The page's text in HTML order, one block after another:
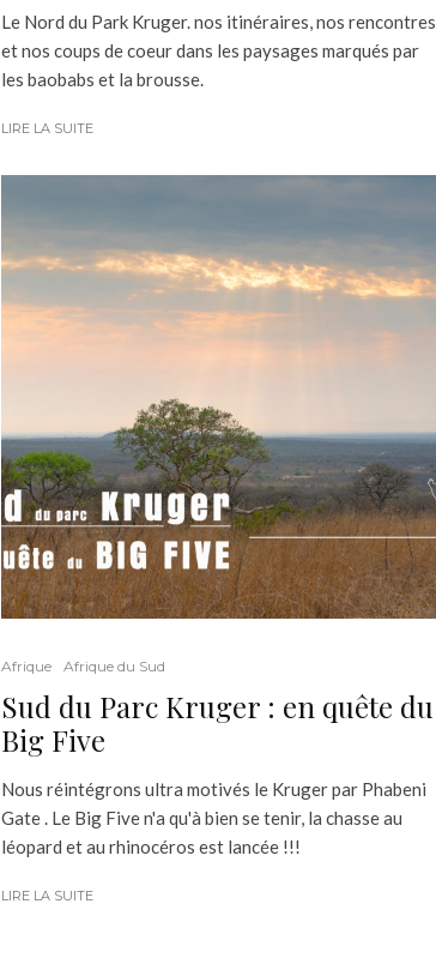
Le Nord du Park Kruger. nos itinéraires, nos rencontres
et nos coups de coeur dans les paysages marqués par
les baobabs et la brousse.
LIRE LA SUITE
Afrique Afrique du Sud
Sud du Parc Kruger : en quête du
Big Five
Nous réintégrons ultra motivés le Kruger par Phabeni
Gate . Le Big Five n'a qu'à bien se tenir, la chasse au
léopard et au rhinocéros est lancée !!!
LIRE LA SUITE